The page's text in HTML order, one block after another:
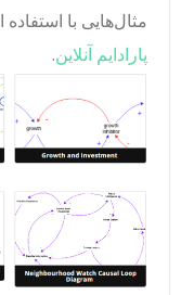
مثال‌هایی با استفاده از
پارادایم آنلاین.